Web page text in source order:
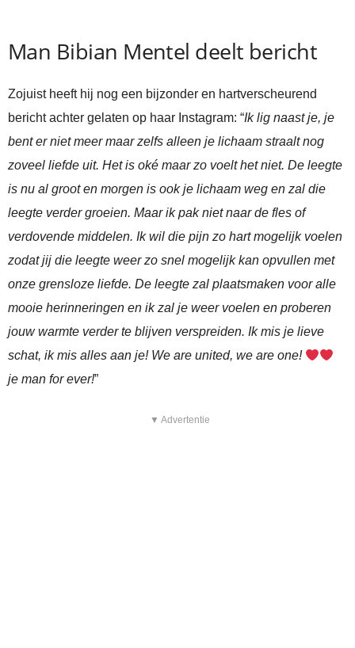
Man Bibian Mentel deelt bericht
Zojuist heeft hij nog een bijzonder en hartverscheurend
bericht achter gelaten op haar Instagram: “Ik lig naast je, je
bent er niet meer maar zelfs alleen je lichaam straalt nog
zoveel liefde uit. Het is oké maar zo voelt het niet. De leegte
is nu al groot en morgen is ook je lichaam weg en zal die
leegte verder groeien. Maar ik pak niet naar de fles of
verdovende middelen. Ik wil die pijn zo hart mogelijk voelen
zodat jij die leegte weer zo snel mogelijk kan opvullen met
onze grensloze liefde. De leegte zal plaatsmaken voor alle
mooie herinneringen en ik zal je weer voelen en proberen
jouw warmte verder te blijven verspreiden. Ik mis je lieve
schat, ik mis alles aan je! We are united, we are one!
je man for ever!”
▼ Advertentie